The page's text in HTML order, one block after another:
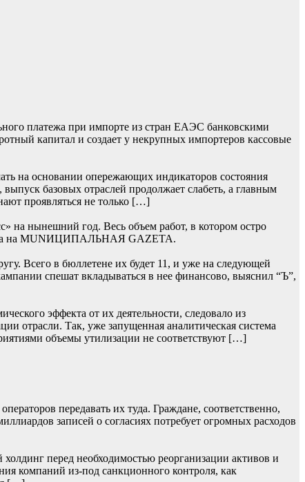
платежа при импорте из стран ЕАЭС банковскими
капитал и создает у некрупных импортеров кассовые
на основании опережающих индикаторов состояния
базовых отраслей продолжает слабеть, а главным
проявляться не только […]
на нынешний год. Весь объем работ, в котором остро
на MUNИЦИПАЛЬНАЯ GAZЕТА.
Всего в бюллетене их будет 11, и уже на следующей
спешат вкладываться в нее финансово, выяснил “Ъ”,
эффекта от их деятельности, следовало из
отрасли. Так, уже запущенная аналитическая система
объемы утилизации не соответствуют […]
передавать их туда. Граждане, соответственно,
записей о согласиях потребует огромных расходов
перед необходимостью реорганизации активов и
компаний из-под санкционного контроля, как